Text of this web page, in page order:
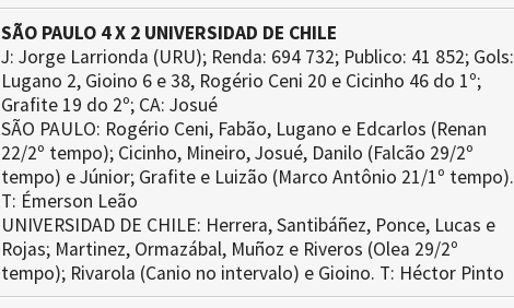
SÃO PAULO 4 X 2 UNIVERSIDAD DE CHILE
J: Jorge Larrionda (URU); Renda: 694 732; Publico: 41 852; Gols:
Lugano 2, Gioino 6 e 38, Rogério Ceni 20 e Cicinho 46 do 1º;
Grafite 19 do 2º; CA: Josué
SÃO PAULO: Rogério Ceni, Fabão, Lugano e Edcarlos (Renan
22/2º tempo); Cicinho, Mineiro, Josué, Danilo (Falcão 29/2º
tempo) e Júnior; Grafite e Luizão (Marco Antônio 21/1º tempo).
T: Émerson Leão
UNIVERSIDAD DE CHILE: Herrera, Santibáñez, Ponce, Lucas e
Rojas; Martinez, Ormazábal, Muñoz e Riveros (Olea 29/2º
tempo); Rivarola (Canio no intervalo) e Gioino. T: Héctor Pinto